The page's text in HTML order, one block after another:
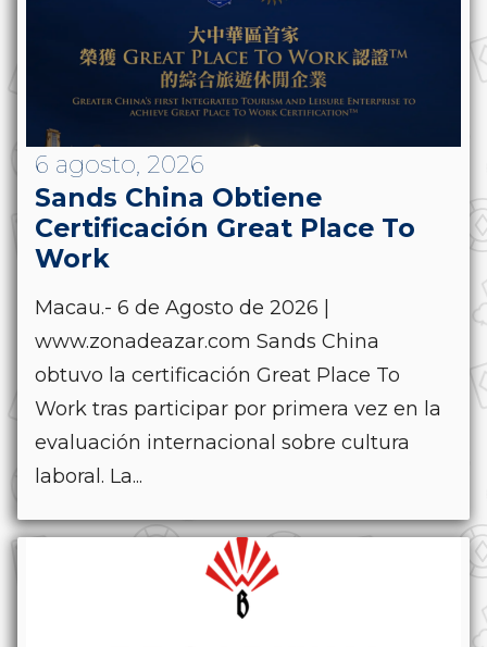
6 agosto, 2026
Sands China Obtiene
Certificación Great Place To
Work
Macau.- 6 de Agosto de 2026 |
www.zonadeazar.com Sands China
obtuvo la certificación Great Place To
Work tras participar por primera vez en la
evaluación internacional sobre cultura
laboral. La...